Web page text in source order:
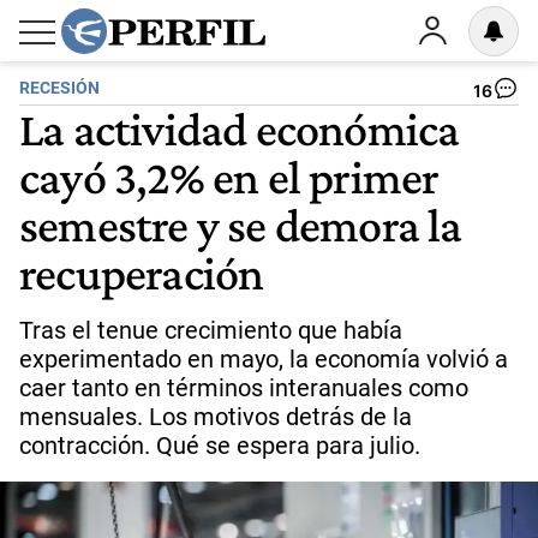
RECESIÓN 16
La actividad económica
cayó 3,2% en el primer
semestre y se demora la
recuperación
Tras el tenue crecimiento que había
experimentado en mayo, la economía volvió a
caer tanto en términos interanuales como
mensuales. Los motivos detrás de la
contracción. Qué se espera para julio.